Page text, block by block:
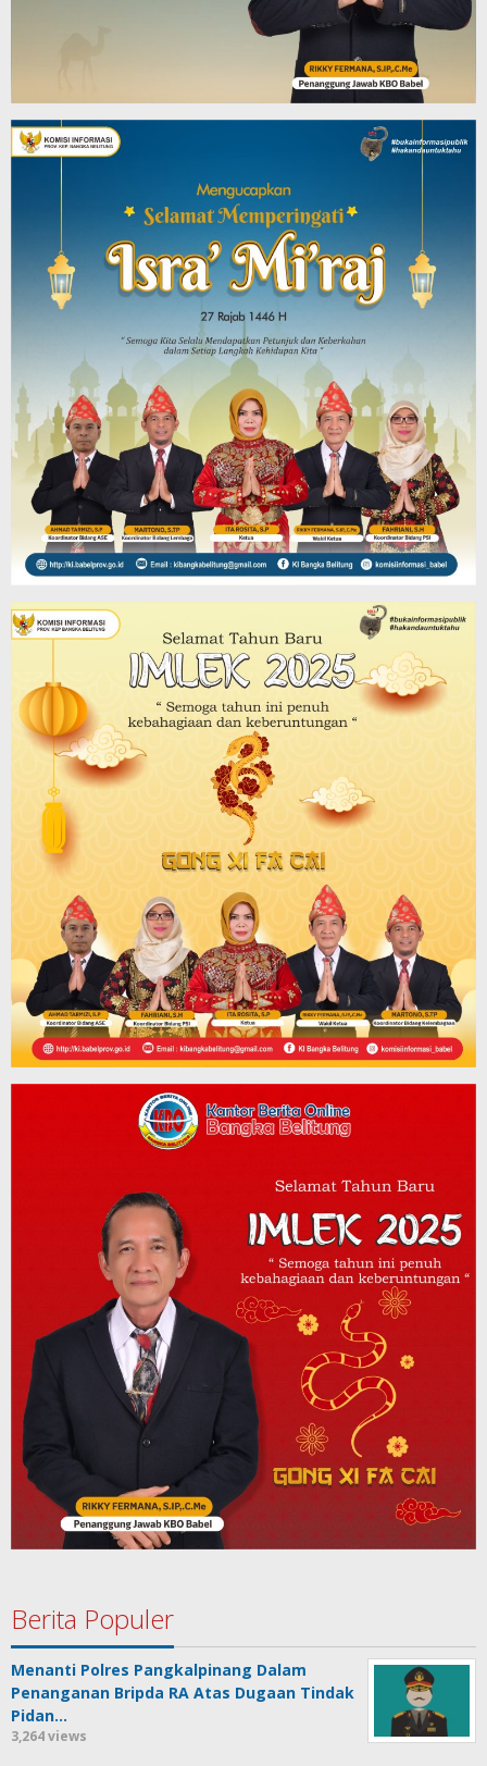
Berita Populer
Menanti Polres Pangkalpinang Dalam
Penanganan Bripda RA Atas Dugaan Tindak
Pidan…
3,264 views